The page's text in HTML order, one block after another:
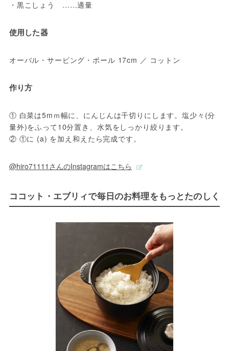
・黒こしょう　……適量
使用した器
オーバル・サービング・ボール 17cm ／ コットン
作り方
① 白菜は5mｍ幅に、にんじんは千切りにします。塩少々(分
量外)をふって10分置き、水気をしっかり絞ります。
② ①に (a) を加え和えたら完成です。
@hiro71111さんのInstagramはこちら
ココット・エブリィで毎日のお料理をもっとたのしく